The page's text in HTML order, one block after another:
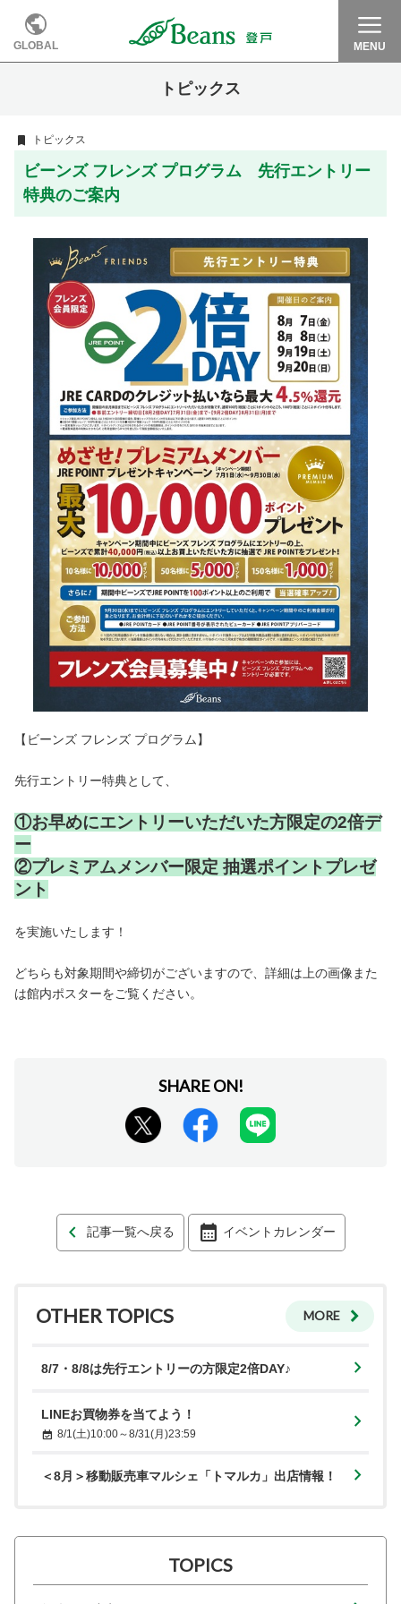
GLOBAL MENU
トピックス
トピックス
ビーンズ フレンズ プログラム 先行エントリー
特典のご案内
【ビーンズ フレンズ プログラム】
先行エントリー特典として、
①お早めにエントリーいただいた方限定の2倍デ
ー
②プレミアムメンバー限定 抽選ポイントプレゼ
ント
を実施いたします！
どちらも対象期間や締切がございますので、詳細は上の画像また
は館内ポスターをご覧ください。
記事一覧へ戻る イベントカレンダー
OTHER TOPICS MORE
8/7・8/8は先行エントリーの方限定2倍DAY♪
LINEお買物券を当てよう！
8/1(土)10:00～8/31(月)23:59
＜8月＞移動販売車マルシェ「トマルカ」出店情報！
TOPICS